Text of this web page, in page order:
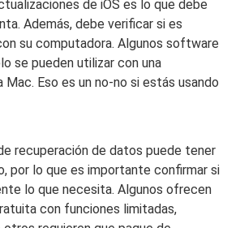
de iOS es lo que debe
Además, debe verificar si es
su computadora. Algunos software
se pueden utilizar con una
Mac. Eso es un no-no si estás usando
recuperación de datos puede tener
por lo que es importante confirmar si
lo que necesita. Algunos ofrecen
con funciones limitadas,